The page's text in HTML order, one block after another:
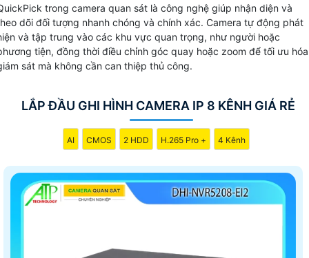
trong camera quan sát là công nghệ giúp nhận diện và
dõi đối tượng nhanh chóng và chính xác. Camera tự động phát
và tập trung vào các khu vực quan trọng, như người hoặc
tiện, đồng thời điều chỉnh góc quay hoặc zoom để tối ưu hóa
sát mà không cần can thiệp thủ công.
LẮP ĐẦU GHI HÌNH CAMERA IP 8 KÊNH GIÁ RẺ
AI CMOS 2 HDD H.265 Pro + 4 Kênh